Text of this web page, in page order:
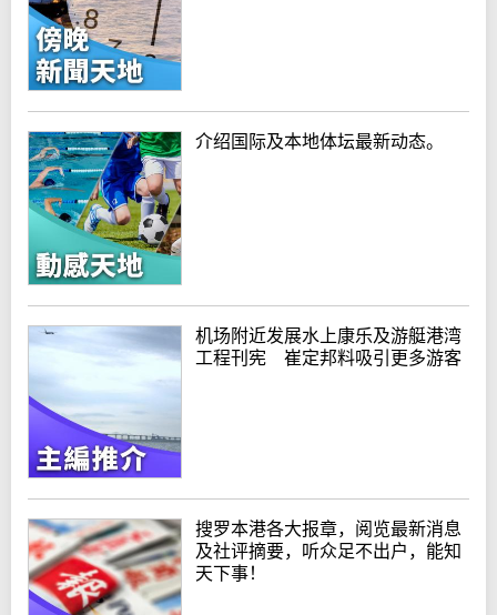
介绍国际及本地体坛最新动态。
机场附近发展水上康乐及游艇港湾
工程刊宪 崔定邦料吸引更多游客
搜罗本港各大报章，阅览最新消息
及社评摘要，听众足不出户，能知
天下事！